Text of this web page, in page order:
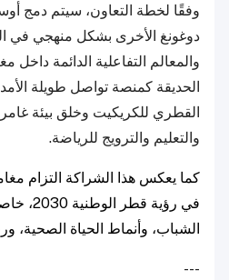
وفقًا لخطة التعاون، سيتم دمج
دوغونغ الأخرى بشكل منهجي في
والمعالم التفاعلية الدائمة داخل
الحديقة كمنصة تواصل طويلة الأمد
القطري للكريكيت وخلق بيئة
والتعليم والترويج للرياضة.
كما يعكس هذا الشراكة التزام
في رؤية
الشباب، وأنماط الحياة الصحية،
---